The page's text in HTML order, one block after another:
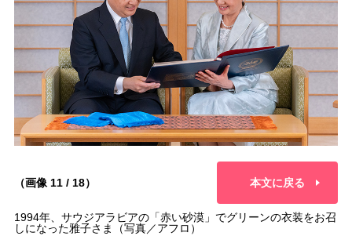
（画像 11 / 18） 本文に戻る
1994年、サウジアラビアの「赤い砂漠」でグリーンの衣装をお召
しになった雅子さま（写真／アフロ）